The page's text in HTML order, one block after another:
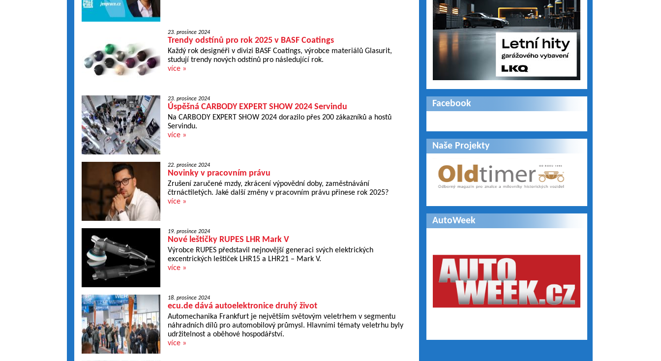
23. prosince 2024
Trendy odstínů pro rok 2025 v BASF Coatings
Každý rok designéři v divizi BASF Coatings, výrobce materiálů Glasurit,
studují trendy nových odstínů pro následující rok.
více »
23. prosince 2024
Úspěšná CARBODY EXPERT SHOW 2024 Servindu
Na CARBODY EXPERT SHOW 2024 dorazilo přes 200 zákazníků a hostů
Servindu.
více »
22. prosince 2024
Novinky v pracovním právu
Zrušení zaručené mzdy, zkrácení výpovědní doby, zaměstnávání
čtrnáctiletých. Jaké další změny v pracovním právu přinese rok 2025?
více »
19. prosince 2024
Nové leštičky RUPES LHR Mark V
Výrobce RUPES představil nejnovější generaci svých elektrických
excentrických leštiček LHR15 a LHR21 – Mark V.
více »
18. prosince 2024
ecu.de dává autoelektronice druhý život
Automechanika Frankfurt je největším světovým veletrhem v segmentu
náhradních dílů pro automobilový průmysl. Hlavními tématy veletrhu byly
udržitelnost a oběhové hospodářství.
více »
Facebook
Naše Projekty
AutoWeek